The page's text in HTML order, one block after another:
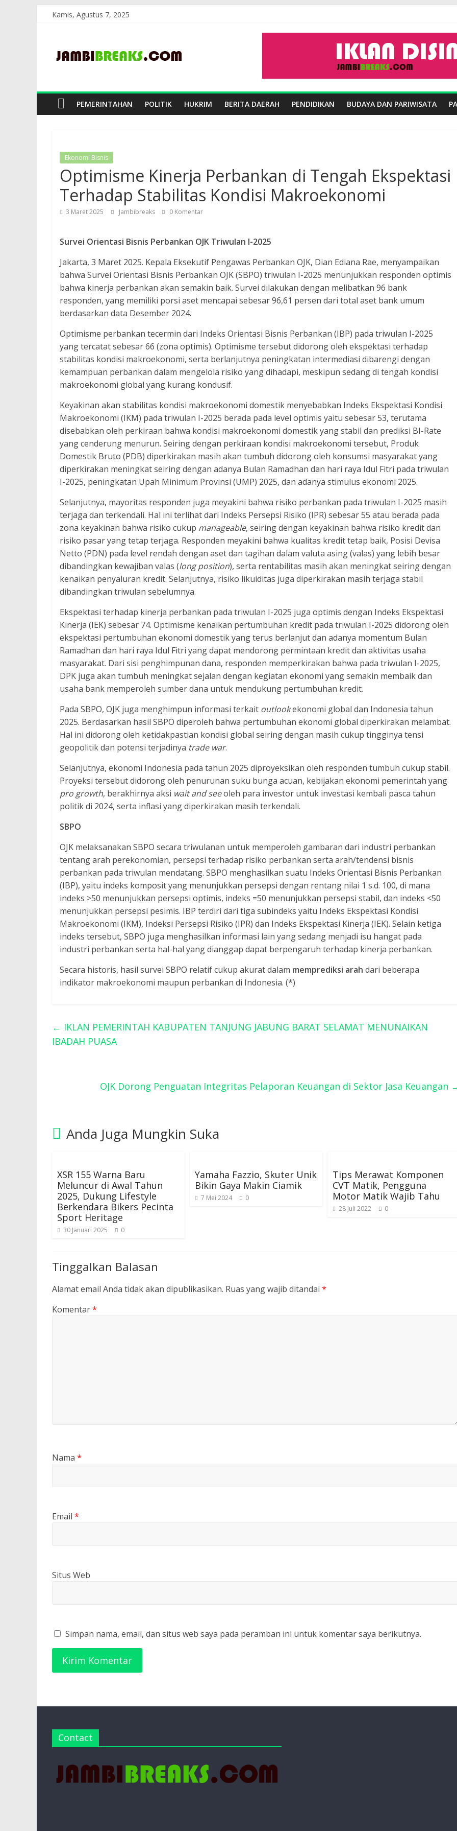
Kamis, Agustus 7, 2025
JambiBreaks
PEMERINTAHAN POLITIK HUKRIM BERITA DAERAH PENDIDIKAN BUDAYA DAN PARIWISATA
Ekonomi Bisnis
Optimisme Kinerja Perbankan di Tengah Ekspektasi
Terhadap Stabilitas Kondisi Makroekonomi
3 Maret 2025 Jambibreaks 0 Komentar
Survei Orientasi Bisnis Perbankan OJK Triwulan I-2025
Jakarta, 3 Maret 2025. Kepala Eksekutif Pengawas Perbankan OJK, Dian Ediana Rae, menyampaikan
bahwa Survei Orientasi Bisnis Perbankan OJK (SBPO) triwulan I-2025 menunjukkan responden optimis
bahwa kinerja perbankan akan semakin baik. Survei dilakukan dengan melibatkan 96 bank
responden, yang memiliki porsi aset mencapai sebesar 96,61 persen dari total aset bank umum
berdasarkan data Desember 2024.
Optimisme perbankan tecermin dari Indeks Orientasi Bisnis Perbankan (IBP) pada triwulan I-2025
yang tercatat sebesar 66 (zona optimis). Optimisme tersebut didorong oleh ekspektasi terhadap
stabilitas kondisi makroekonomi, serta berlanjutnya peningkatan intermediasi dibarengi dengan
kemampuan perbankan dalam mengelola risiko yang dihadapi, meskipun sedang di tengah kondisi
makroekonomi global yang kurang kondusif.
Keyakinan akan stabilitas kondisi makroekonomi domestik menyebabkan Indeks Ekspektasi Kondisi
Makroekonomi (IKM) pada triwulan I-2025 berada pada level optimis yaitu sebesar 53, terutama
disebabkan oleh perkiraan bahwa kondisi makroekonomi domestik yang stabil dan prediksi BI-Rate
yang cenderung menurun. Seiring dengan perkiraan kondisi makroekonomi tersebut, Produk
Domestik Bruto (PDB) diperkirakan masih akan tumbuh didorong oleh konsumsi masyarakat yang
diperkirakan meningkat seiring dengan adanya Bulan Ramadhan dan hari raya Idul Fitri pada triwulan
I-2025, peningkatan Upah Minimum Provinsi (UMP) 2025, dan adanya stimulus ekonomi 2025.
Selanjutnya, mayoritas responden juga meyakini bahwa risiko perbankan pada triwulan I-2025 masih
terjaga dan terkendali. Hal ini terlihat dari Indeks Persepsi Risiko (IPR) sebesar 55 atau berada pada
zona keyakinan bahwa risiko cukup manageable, seiring dengan keyakinan bahwa risiko kredit dan
risiko pasar yang tetap terjaga. Responden meyakini bahwa kualitas kredit tetap baik, Posisi Devisa
Netto (PDN) pada level rendah dengan aset dan tagihan dalam valuta asing (valas) yang lebih besar
dibandingkan kewajiban valas (long position),serta rentabilitas masih akan meningkat seiring dengan
kenaikan penyaluran kredit. Selanjutnya, risiko likuiditas juga diperkirakan masih terjaga stabil
dibandingkan triwulan sebelumnya.
Ekspektasi terhadap kinerja perbankan pada triwulan I-2025 juga optimis dengan Indeks Ekspektasi
Kinerja (IEK) sebesar 74. Optimisme kenaikan pertumbuhan kredit pada triwulan I-2025 didorong oleh
ekspektasi pertumbuhan ekonomi domestik yang terus berlanjut dan adanya momentum Bulan
Ramadhan dan hari raya Idul Fitri yang dapat mendorong permintaan kredit dan aktivitas usaha
masyarakat. Dari sisi penghimpunan dana, responden memperkirakan bahwa pada triwulan I-2025,
DPK juga akan tumbuh meningkat sejalan dengan kegiatan ekonomi yang semakin membaik dan
usaha bank memperoleh sumber dana untuk mendukung pertumbuhan kredit.
Pada SBPO, OJK juga menghimpun informasi terkait outlookekonomi global dan Indonesia tahun
2025. Berdasarkan hasil SBPO diperoleh bahwa pertumbuhan ekonomi global diperkirakan melambat.
Hal ini didorong oleh ketidakpastian kondisi global seiring dengan masih cukup tingginya tensi
geopolitik dan potensi terjadinya trade war.
Selanjutnya, ekonomi Indonesia pada tahun 2025 diproyeksikan oleh responden tumbuh cukup stabil.
Proyeksi tersebut didorong oleh penurunan suku bunga acuan, kebijakan ekonomi pemerintah yang
pro growth, berakhirnya aksi wait and seeoleh para investor untuk investasi kembali pasca tahun
politik di 2024, serta inflasi yang diperkirakan masih terkendali.
SBPO
OJK melaksanakan SBPO secara triwulanan untuk memperoleh gambaran dari industri perbankan
tentang arah perekonomian, persepsi terhadap risiko perbankan serta arah/tendensi bisnis
perbankan pada triwulan mendatang. SBPO menghasilkan suatu Indeks Orientasi Bisnis Perbankan
(IBP), yaitu indeks komposit yang menunjukkan persepsi dengan rentang nilai 1 s.d. 100, di mana
indeks >50 menunjukkan persepsi optimis, indeks =50 menunjukkan persepsi stabil, dan indeks <50
menunjukkan persepsi pesimis. IBP terdiri dari tiga subindeks yaitu Indeks Ekspektasi Kondisi
Makroekonomi (IKM), Indeksi Persepsi Risiko (IPR) dan Indeks Ekspektasi Kinerja (IEK). Selain ketiga
indeks tersebut, SBPO juga menghasilkan informasi lain yang sedang menjadi isu hangat pada
industri perbankan serta hal-hal yang dianggap dapat berpengaruh terhadap kinerja perbankan.
Secara historis, hasil survei SBPO relatif cukup akurat dalam memprediksi arah dari beberapa
indikator makroekonomi maupun perbankan di Indonesia. (*)
← IKLAN PEMERINTAH KABUPATEN TANJUNG JABUNG BARAT SELAMAT MENUNAIKAN
IBADAH PUASA
OJK Dorong Penguatan Integritas Pelaporan Keuangan di Sektor Jasa Keuangan
Anda Juga Mungkin Suka
XSR 155 Warna Baru
Meluncur di Awal Tahun
2025, Dukung Lifestyle
Berkendara Bikers Pecinta
Sport Heritage
30 Januari 2025 0
Yamaha Fazzio, Skuter Unik
Bikin Gaya Makin Ciamik
7 Mei 2024 0
Tips Merawat Komponen
CVT Matik, Pengguna
Motor Matik Wajib Tahu
28 Juli 2022 0
Tinggalkan Balasan
Alamat email Anda tidak akan dipublikasikan. Ruas yang wajib ditandai *
Komentar*
Nama *
Email *
Situs Web
Simpan nama, email, dan situs web saya pada peramban ini untuk komentar saya berikutnya.
Contact